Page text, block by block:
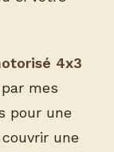
4x3
mes
pour une
une